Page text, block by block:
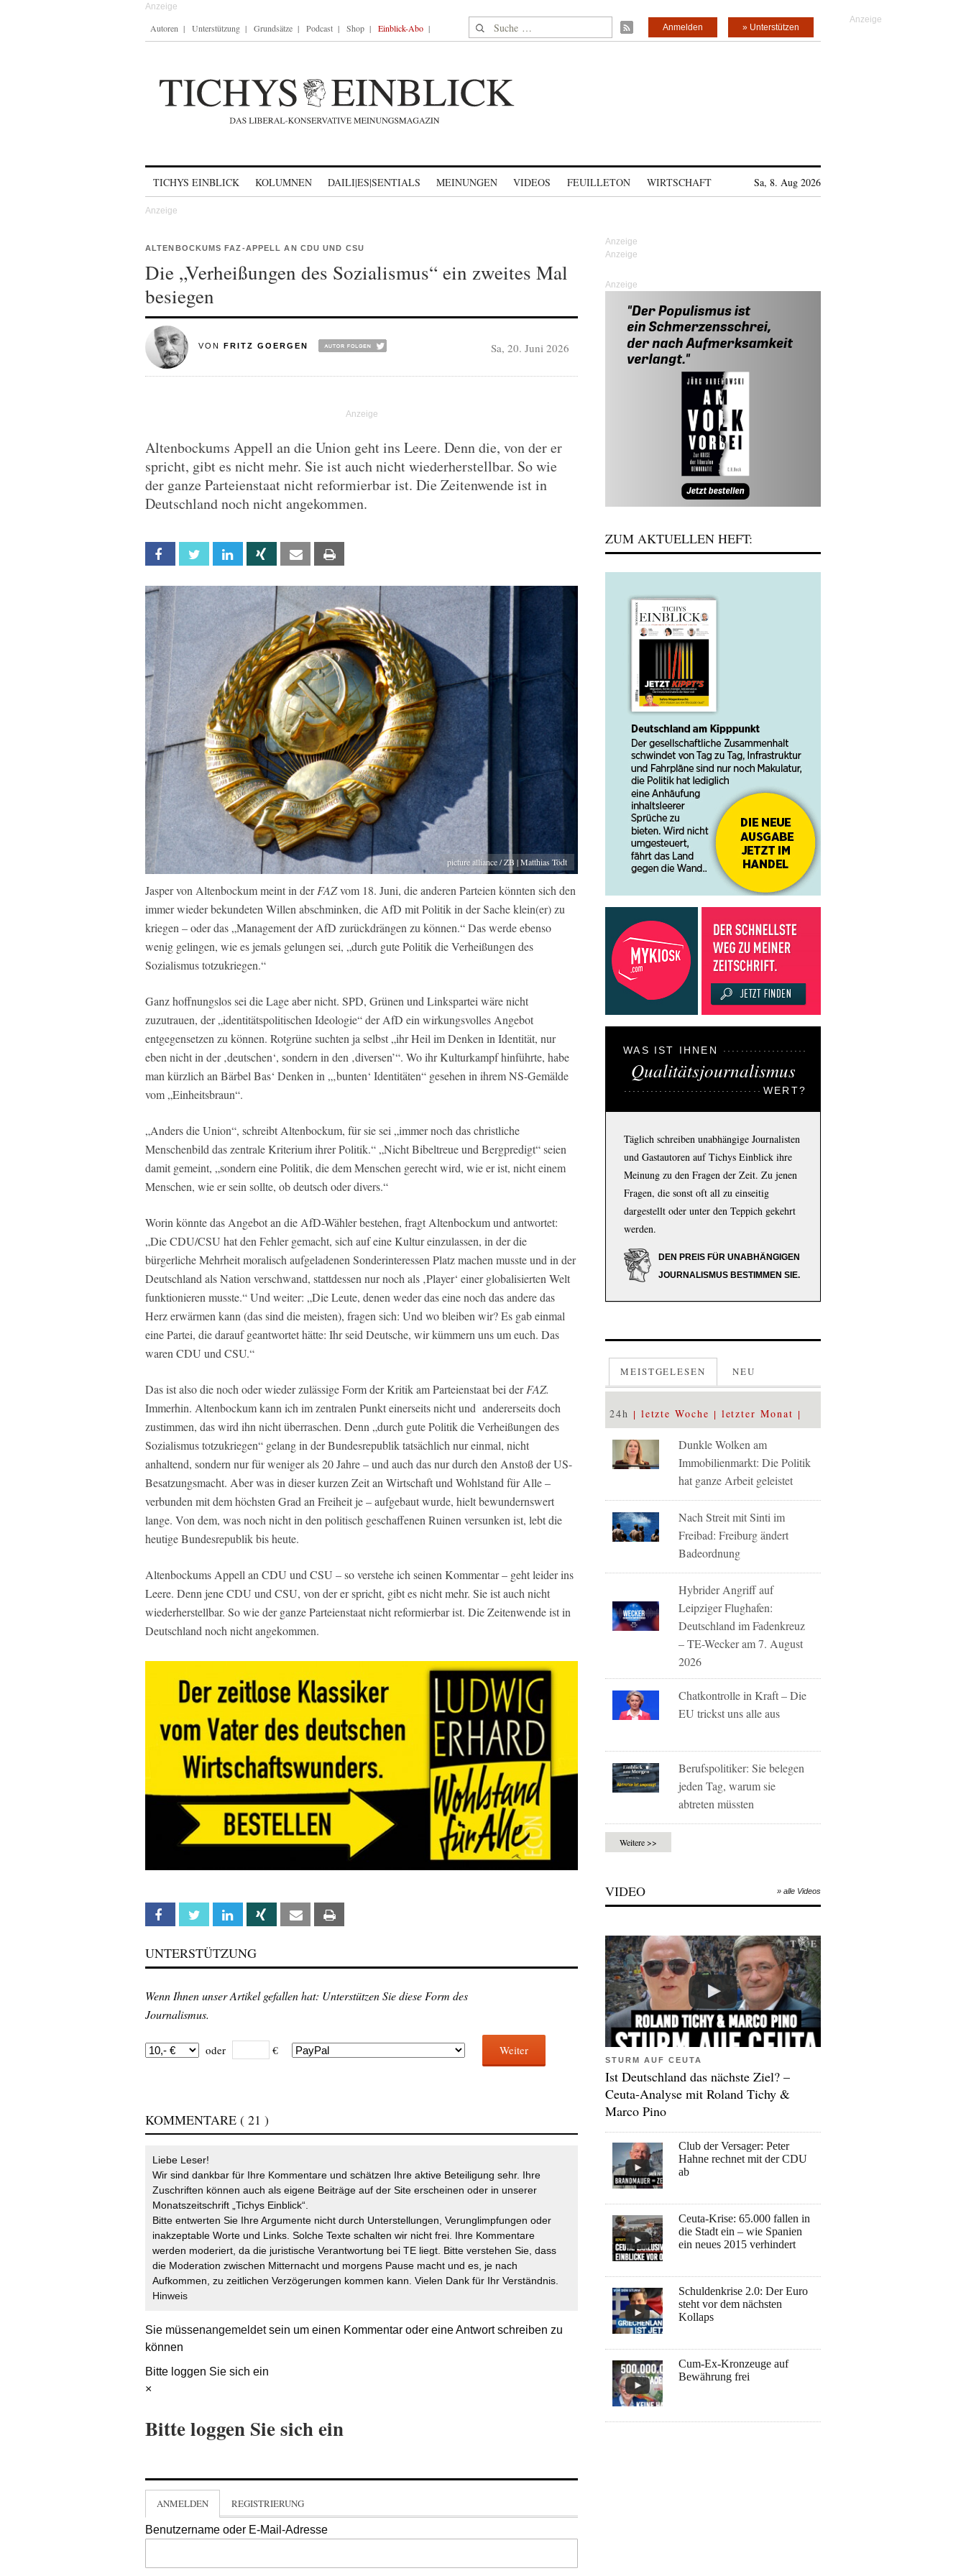
Autoren Unterstützung Grundsätze Podcast Shop Einblick-Abo Suche nach: » Unterstützen
Anmelden
TICHYS EINBLICK KOLUMNEN DAILI|ES|SENTIALS MEINUNGEN VIDEOS FEUILLETON WIRTSCHAFT Sa, 8. Aug 2026
ALTENBOCKUMS FAZ-APPELL AN CDU UND CSU
Die „Verheißungen des Sozialismus“ ein zweites Mal
besiegen
VON FRITZ GOERGEN Sa, 20. Juni 2026
Altenbockums Appell an die Union geht ins Leere. Denn die, von der er
spricht, gibt es nicht mehr. Sie ist auch nicht wiederherstellbar. So wie
der ganze Parteienstaat nicht reformierbar ist. Die Zeitenwende ist in
Deutschland noch nicht angekommen.
Facebook Twitter Linkedin Xing Email
picture alliance / ZB | Matthias Tödt
Jasper von Altenbockum meint in derFAZvom 18. Juni, die anderen Parteien könnten sich den
immer wieder bekundeten Willen abschminken, die AfD mit Politik in der Sache klein(er) zu
kriegen – oder das „Management der AfD zurückdrängen zu können.“ Das werde ebenso
wenig gelingen, wie es jemals gelungen sei, „durch gute Politik die Verheißungen des
Sozialismus totzukriegen.“
Ganz hoffnungslos sei die Lage aber nicht. SPD, Grünen und Linkspartei wäre nicht
zuzutrauen, der „identitätspolitischen Ideologie“ der AfD ein wirkungsvolles Angebot
entgegensetzen zu können. Rotgrüne suchten ja selbst „ihr Heil im Denken in Identität, nur
eben nicht in der ‚deutschen‘, sondern in den ‚diversen’“. Wo ihr Kulturkampf hinführte, habe
man kürzlich an Bärbel Bas‘ Denken in „‚bunten‘ Identitäten“ gesehen in ihrem NS-Gemälde
vom „Einheitsbraun“.
„Anders die Union“, schreibt Altenbockum, für sie sei „immer noch das christliche
Menschenbild das zentrale Kriterium ihrer Politik.“ „Nicht Bibeltreue und Bergpredigt“ seien
damit gemeint, „sondern eine Politik, die dem Menschen gerecht wird, wie er ist, nicht einem
Menschen, wie er sein sollte, ob deutsch oder divers.“
Worin könnte das Angebot an die AfD-Wähler bestehen, fragt Altenbockum und antwortet:
„Die CDU/CSU hat den Fehler gemacht, sich auf eine Kultur einzulassen, in der die
bürgerliche Mehrheit moralisch aufgeladenen Sonderinteressen Platz machen musste und in der
Deutschland als Nation verschwand, stattdessen nur noch als ‚Player‘ einer globalisierten Welt
funktionieren musste.“ Und weiter: „Die Leute, denen weder das eine noch das andere das
Herz erwärmen kann (das sind die meisten), fragen sich: Und wo bleiben wir? Es gab einmal
eine Partei, die darauf geantwortet hätte: Ihr seid Deutsche, wir kümmern uns um euch. Das
waren CDU und CSU.“
Das ist also die noch oder wieder zulässige Form der Kritik am Parteienstaat bei derFAZ.
Immerhin. Altenbockum kann ich im zentralen Punkt einerseits nicht und andererseits doch
zustimmen, das wird ihn nicht überraschen. Denn „durch gute Politik die Verheißungen des
Sozialismus totzukriegen“ gelang in der Bundesrepublik tatsächlich nur einmal, nicht
anhaltend, sondern nur für weniger als 20 Jahre – und auch das nur durch den Anstoß der US-
Besatzungsmacht. Aber was in dieser kurzen Zeit an Wirtschaft und Wohlstand für Alle –
verbunden mit dem höchsten Grad an Freiheit je – aufgebaut wurde, hielt bewundernswert
lange. Von dem, was noch nicht in den politisch geschaffenen Ruinen versunken ist, lebt die
heutige Bundesrepublik bis heute.
Altenbockums Appell an CDU und CSU – so verstehe ich seinen Kommentar – geht leider ins
Leere. Denn jene CDU und CSU, von der er spricht, gibt es nicht mehr. Sie ist auch nicht
wiederherstellbar. So wie der ganze Parteienstaat nicht reformierbar ist. Die Zeitenwende ist in
Deutschland noch nicht angekommen.
Facebook Twitter Linkedin Xing Email
UNTERSTÜTZUNG
Wenn Ihnen unser Artikel gefallen hat: Unterstützen Sie diese Form des
Journalismus.
oder € Weiter
KOMMENTARE ( 21 )
Liebe Leser!
Wir sind dankbar für Ihre Kommentare und schätzen Ihre aktive Beteiligung sehr. Ihre
Zuschriften können auch als eigene Beiträge auf der Site erscheinen oder in unserer
Monatszeitschrift „Tichys Einblick“.
Bitte entwerten Sie Ihre Argumente nicht durch Unterstellungen, Verunglimpfungen oder
inakzeptable Worte und Links. Solche Texte schalten wir nicht frei. Ihre Kommentare
werden moderiert, da die juristische Verantwortung bei TE liegt. Bitte verstehen Sie, dass
die Moderation zwischen Mitternacht und morgens Pause macht und es, je nach
Aufkommen, zu zeitlichen Verzögerungen kommen kann. Vielen Dank für Ihr Verständnis.
Hinweis
Sie müssenangemeldetsein um einen Kommentar oder eine Antwort schreiben zu
können
Bitte loggen Sie sich ein
×
Bitte loggen Sie sich ein
ANMELDEN REGISTRIERUNG
Benutzername oder E-Mail-Adresse
Anzeige
ZUM AKTUELLEN HEFT:
WAS IST IHNEN
Qualitätsjournalismus
WERT?
Täglich schreiben unabhängige Journalisten
und Gastautoren auf Tichys Einblick ihre
Meinung zu den Fragen der Zeit. Zu jenen
Fragen, die sonst oft all zu einseitig
dargestellt oder unter den Teppich gekehrt
werden.
DEN PREIS FÜR UNABHÄNGIGEN
JOURNALISMUS BESTIMMEN SIE.
MEISTGELESEN NEU
24h letzte Woche letzter Monat
Dunkle Wolken am
Immobilienmarkt: Die Politik
hat ganze Arbeit geleistet
Nach Streit mit Sinti im
Freibad: Freiburg ändert
Badeordnung
Hybrider Angriff auf
Leipziger Flughafen:
Deutschland im Fadenkreuz
– TE-Wecker am 7. August
2026
Chatkontrolle in Kraft – Die
EU trickst uns alle aus
Berufspolitiker: Sie belegen
jeden Tag, warum sie
abtreten müssten
Weitere >>
VIDEO » alle Videos
STURM AUF CEUTA
Ist Deutschland das nächste Ziel? –
Ceuta-Analyse mit Roland Tichy &
Marco Pino
Club der Versager: Peter
Hahne rechnet mit der CDU
ab
Ceuta-Krise: 65.000 fallen in
die Stadt ein – wie Spanien
ein neues 2015 verhindert
Schuldenkrise 2.0: Der Euro
steht vor dem nächsten
Kollaps
Cum-Ex-Kronzeuge auf
Bewährung frei